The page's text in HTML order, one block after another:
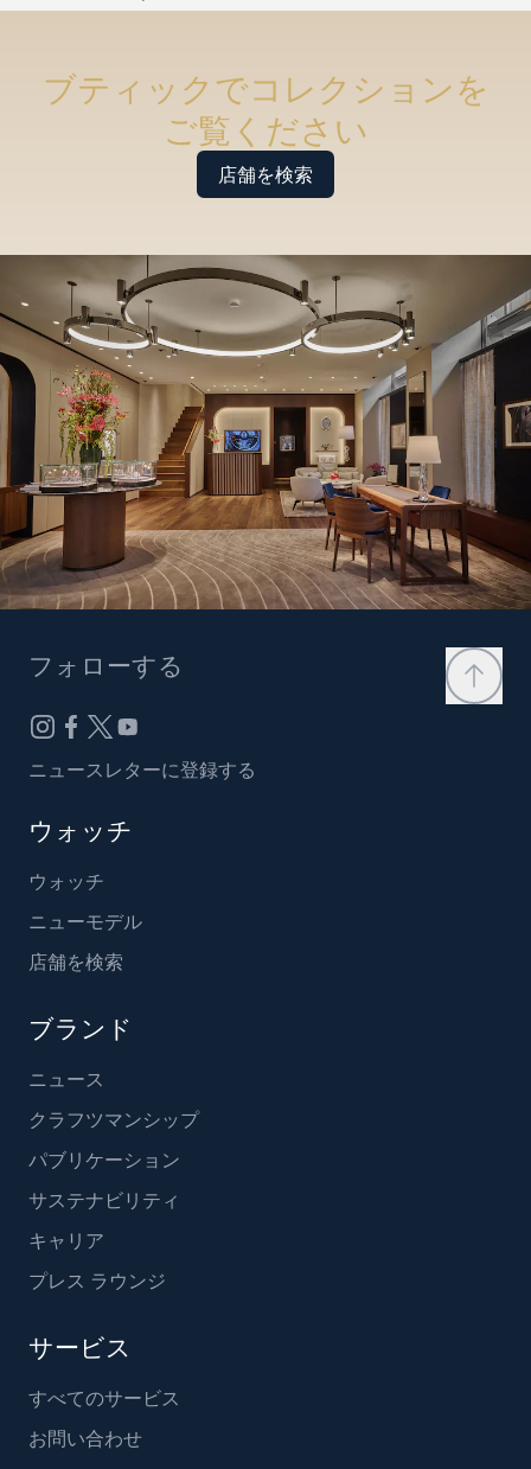
ブティックでコレクションを
ご覧ください
店舗を検索
フォローする
ニュースレターに登録する
ウォッチ
ウォッチ
ニューモデル
店舗を検索
ブランド
ニュース
クラフツマンシップ
パブリケーション
サステナビリティ
キャリア
プレス ラウンジ
サービス
すべてのサービス
お問い合わせ